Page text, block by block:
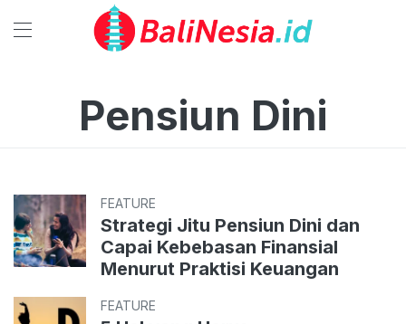
Pensiun Dini
FEATURE
Strategi Jitu Pensiun Dini dan
Capai Kebebasan Finansial
Menurut Praktisi Keuangan
FEATURE